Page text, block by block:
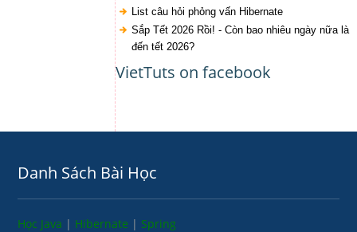
List câu hỏi phỏng vấn Hibernate
Sắp Tết 2026 Rồi! - Còn bao nhiêu ngày nữa là
đến tết 2026?
VietTuts on facebook
Danh Sách Bài Học
Học Java | Hibernate | Spring